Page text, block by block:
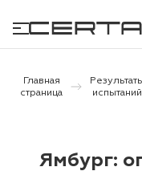
и дачи
Главная
страница
испытаний
Ямбург: